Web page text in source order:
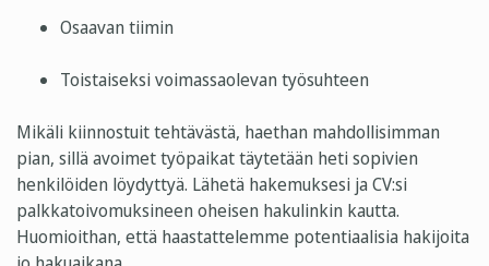
Osaavan tiimin
Toistaiseksi voimassaolevan työsuhteen
Mikäli kiinnostuit tehtävästä, haethan mahdollisimman
pian, sillä avoimet työpaikat täytetään heti sopivien
henkilöiden löydyttyä. Lähetä hakemuksesi ja CV:si
palkkatoivomuksineen oheisen hakulinkin kautta.
Huomioithan, että haastattelemme potentiaalisia hakijoita